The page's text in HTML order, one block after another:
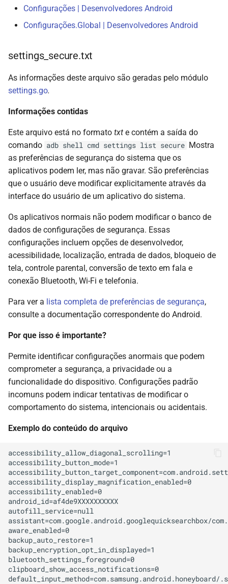
Configurações | Desenvolvedores Android
Configurações.Global | Desenvolvedores Android
settings_secure.txt
As informações deste arquivo são geradas pelo módulo
settings.go.
Informações contidas
Este arquivo está no formato txt e contém a saída do
comando adb shell cmd settings list secure Mostra
as preferências de segurança do sistema que os
aplicativos podem ler, mas não gravar. São preferências
que o usuário deve modificar explicitamente através da
interface do usuário de um aplicativo do sistema.
Os aplicativos normais não podem modificar o banco de
dados de configurações de segurança. Essas
configurações incluem opções de desenvolvedor,
acessibilidade, localização, entrada de dados, bloqueio de
tela, controle parental, conversão de texto em fala e
conexão Bluetooth, Wi-Fi e telefonia.
Para ver a lista completa de preferências de segurança,
consulte a documentação correspondente do Android.
Por que isso é importante?
Permite identificar configurações anormais que podem
comprometer a segurança, a privacidade ou a
funcionalidade do dispositivo. Configurações padrão
incomuns podem indicar tentativas de modificar o
comportamento do sistema, intencionais ou acidentais.
Exemplo do conteúdo do arquivo
accessibility_allow_diagonal_scrolling=1
accessibility_button_mode=1
accessibility_display_magnification_enabled=0
accessibility_enabled=0
android_id=af4de9XXXXXXXXXX
autofill_service=null
assistant=com.google.android.googlequicksearchbox/
aware_enabled=0
backup_auto_restore=1
backup_encryption_opt_in_displayed=1
bluetooth_settings_foreground=0
clipboard_show_access_notifications=0
default_input_method=com.samsung.android.honeyboard/